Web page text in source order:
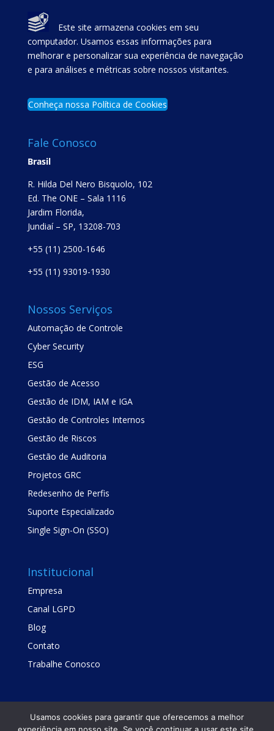
Este site armazena cookies em seu
computador. Usamos essas informações para
melhorar e personalizar sua experiência de navegação
e para análises e métricas sobre nossos visitantes.
Conheça nossa Política de Cookies
Fale Conosco
Brasil
R. Hilda Del Nero Bisquolo, 102
Ed. The ONE – Sala 1116
Jardim Florida,
Jundiaí – SP, 13208-703
+55 (11) 2500-1646
+55 (11) 93019-1930
Nossos Serviços
Automação de Controle
Cyber Security
ESG
Gestão de Acesso
Gestão de IDM, IAM e IGA
Gestão de Controles Internos
Gestão de Riscos
Gestão de Auditoria
Projetos GRC
Redesenho de Perfis
Suporte Especializado
Single Sign-On (SSO)
Institucional
Empresa
Canal LGPD
Blog
Contato
Trabalhe Conosco
Usamos cookies para garantir que oferecemos a melhor